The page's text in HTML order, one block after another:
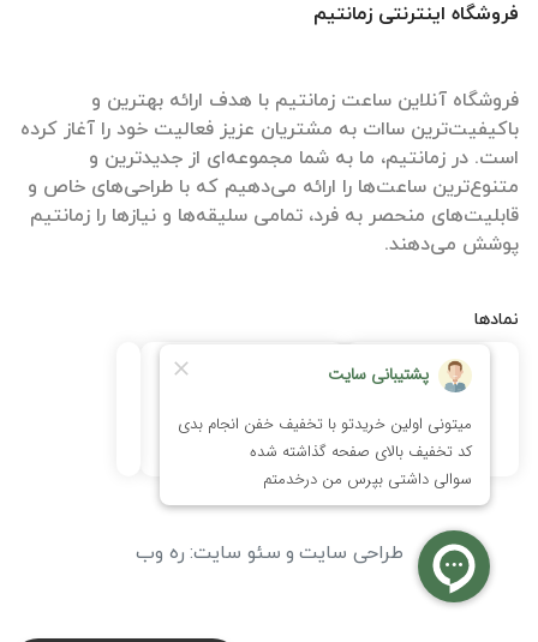
فروشگاه اینترنتی زمانتیم
فروشگاه آنلاین ساعت زمانتیم با هدف ارائه بهترین و
باکیفیت‌ترین ساات‌ به مشتریان عزیز فعالیت خود را آغاز کرده
است. در زمانتیم، ما به شما مجموعه‌ای از جدیدترین و
متنوع‌ترین ساعت‌ها را ارائه می‌دهیم که با طراحی‌های خاص و
قابلیت‌های منحصر به فرد، تمامی سلیقه‌ها و نیازها را زمانتیم
پوشش می‌دهند.
نمادها
طراحی سایت و سئو سایت: ره وب